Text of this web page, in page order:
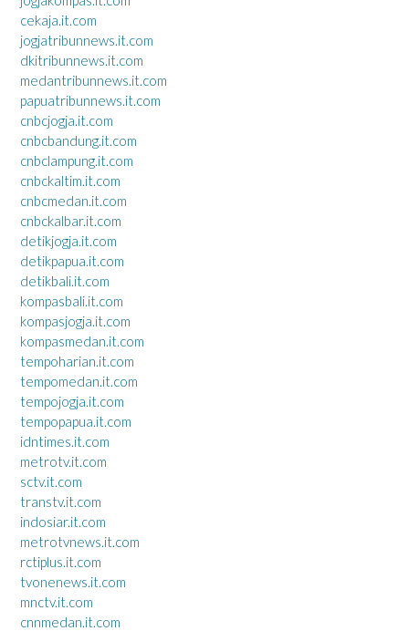
cekaja.it.com
jogjatribunnews.it.com
dkitribunnews.it.com
medantribunnews.it.com
papuatribunnews.it.com
cnbcjogja.it.com
cnbcbandung.it.com
cnbclampung.it.com
cnbckaltim.it.com
cnbcmedan.it.com
cnbckalbar.it.com
detikjogja.it.com
detikpapua.it.com
detikbali.it.com
kompasbali.it.com
kompasjogja.it.com
kompasmedan.it.com
tempoharian.it.com
tempomedan.it.com
tempojogja.it.com
tempopapua.it.com
idntimes.it.com
metrotv.it.com
sctv.it.com
transtv.it.com
indosiar.it.com
metrotvnews.it.com
rctiplus.it.com
tvonenews.it.com
mnctv.it.com
cnnmedan.it.com